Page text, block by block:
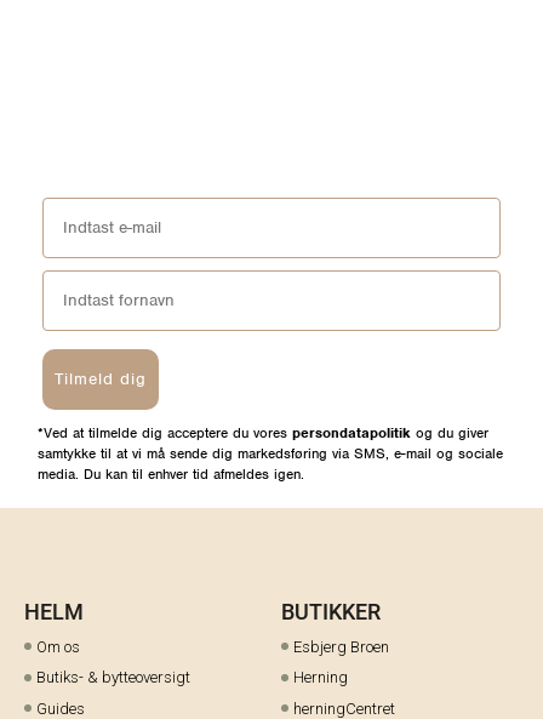
Tilmeld dig
*Ved at tilmelde dig acceptere du vores persondatapolitik og du giver
samtykke til at vi må sende dig markedsføring via SMS, e-mail og sociale
media. Du kan til enhver tid afmeldes igen.
HELM
Om os
Butiks- & bytteoversigt
Guides
BUTIKKER
Esbjerg Broen
Herning
herningCentret